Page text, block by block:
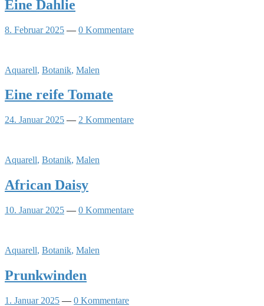
Eine Dahlie
8. Februar 2025 — 0 Kommentare
Aquarell, Botanik, Malen
Eine reife Tomate
24. Januar 2025 — 2 Kommentare
Aquarell, Botanik, Malen
African Daisy
10. Januar 2025 — 0 Kommentare
Aquarell, Botanik, Malen
Prunkwinden
1. Januar 2025 — 0 Kommentare